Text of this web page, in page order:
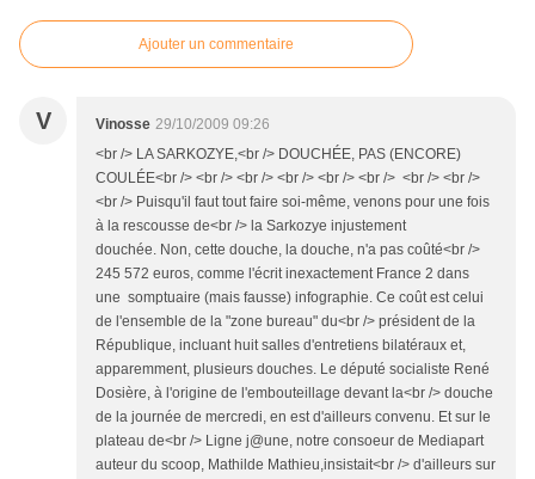
Ajouter un commentaire
V Vinosse 29/10/2009 09:26
<br /> LA SARKOZYE,<br /> DOUCHÉE, PAS (ENCORE)
COULÉE<br /> <br /> <br /> <br /> <br /> <br /> <br /> <br />
<br /> Puisqu'il faut tout faire soi-même, venons pour une fois
à la rescousse de<br /> la Sarkozye injustement
douchée. Non, cette douche, la douche, n'a pas coûté<br />
245 572 euros, comme l'écrit inexactement France 2 dans
une somptuaire (mais fausse) infographie. Ce coût est celui
de l'ensemble de la "zone bureau" du<br /> président de la
République, incluant huit salles d'entretiens bilatéraux et,
apparemment, plusieurs douches. Le député socialiste René
Dosière, à l'origine de l'embouteillage devant la<br /> douche
de la journée de mercredi, en est d'ailleurs convenu. Et sur le
plateau de<br /> Ligne j@une, notre consoeur de Mediapart
auteur du scoop, Mathilde Mathieu,insistait<br /> d'ailleurs sur